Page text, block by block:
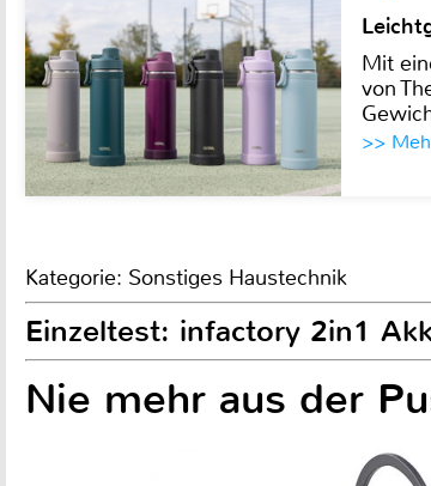
Mit
von
>>
Kategorie: Sonstiges Haustechnik
Einzeltest: infactory 2in1
Nie mehr aus der